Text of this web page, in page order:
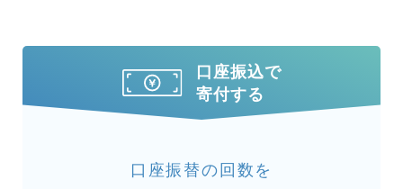
口座振込で
寄付する
口座振替の回数を